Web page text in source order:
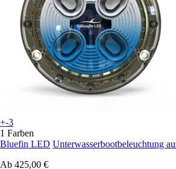
+-3
1 Farben
Bluefin LED Unterwasserbootbeleuchtung
Ab 425,00 €